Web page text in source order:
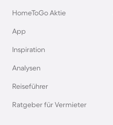
HomeToGo Aktie
App
Inspiration
Analysen
Reiseführer
Ratgeber für Vermieter